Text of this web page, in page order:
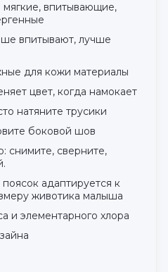
мягкие, впитывающие,
впитывают, лучше
для кожи материалы
цвет, когда намокает
натяните трусики
боковой шов
снимите, сверните,
адаптируется к
животика малыша
и элементарного хлора